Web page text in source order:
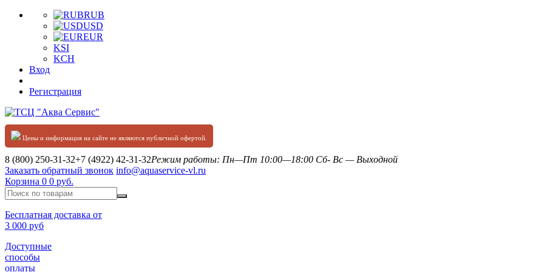
RUB
USD
EUR
KSI
KCH
Вход
Регистрация
Цены и информация на сайте не являются публичной офертой.
8 (800) 250-31-32+7 (4922) 42-31-32Режим работы: Пн—Пт 10:00—18:00 Сб- Вс — Выходной
Заказать обратный звонок info@aquaservice-vl.ru
Корзина 0 0 руб.
Бесплатная доставка от
3 000 руб
Доступные
способы
оплаты